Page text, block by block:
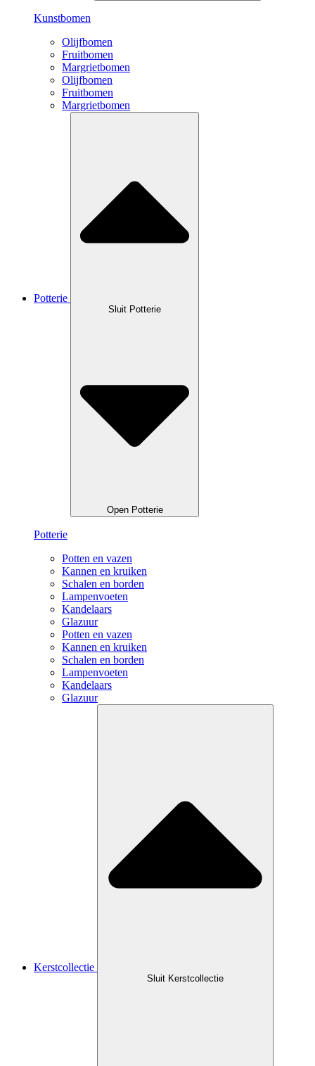
Kunstbomen
Olijfbomen
Fruitbomen
Margrietbomen
Olijfbomen
Fruitbomen
Margrietbomen
Potterie
Sluit Potterie
Open Potterie
Potterie
Potten en vazen
Kannen en kruiken
Schalen en borden
Lampenvoeten
Kandelaars
Glazuur
Potten en vazen
Kannen en kruiken
Schalen en borden
Lampenvoeten
Kandelaars
Glazuur
Kerstcollectie
Sluit Kerstcollectie